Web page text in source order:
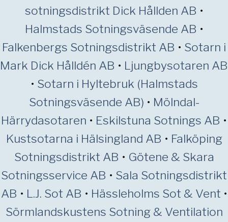
sotningsdistrikt Dick Hållden AB •
Halmstads Sotningsväsende AB •
Falkenbergs Sotningsdistrikt AB • Sotarn i
Mark Dick Hålldén AB • Ljungbysotaren AB
• Sotarn i Hyltebruk (Halmstads
Sotningsväsende AB) • Mölndal-
Härrydasotaren • Eskilstuna Sotnings AB •
Kustsotarna i Hälsingland AB • Falköping
Sotningsdistrikt AB • Götene & Skara
Sotningsservice AB • Sala Sotningsdistrikt
AB • L.J. Sot AB • Hässleholms Sot & Vent •
Sörmlandskustens Sotning & Ventilation